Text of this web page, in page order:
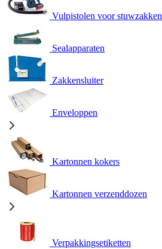
Vulpistolen voor stuwzakken
Sealapparaten
Zakkensluiter
Enveloppen
Kartonnen kokers
Kartonnen verzenddozen
Verpakkingsetiketten